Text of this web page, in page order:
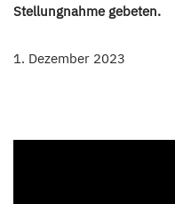
Stellungnahme gebeten.
1. Dezember 2023